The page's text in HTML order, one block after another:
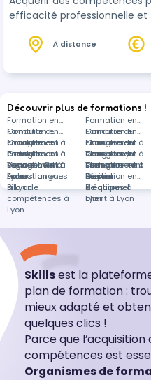
efficacité professionnelle et
À distance
Découvrir plus de formations !
Formation en
Conduite du
changement à
Paris
Formation en
Conduite du
changement à
Vaugneray
Formation en
Conduite du
changement à
Vendenheim
Formation en
Conduite du
changement à
Vern-sur-
Seiche
Formation en
Conduite du
changement à
Larra
Formation en
Conduite du
changement à
Béziers
Formation en
Logiciels RH à
Lyon
Formation en
Environnement
à Lyon
Formation en
Autres langues
à Lyon
Formation en
Gestion
d'équipes à
Lyon
Formation en
Bilan de
compétences à
Lyon
Formation en
Relationnel
client à Lyon
Skillsest la
plan de formation :
mieux adapté et
quelques clics !
Parce que
compétences est
Organismes de